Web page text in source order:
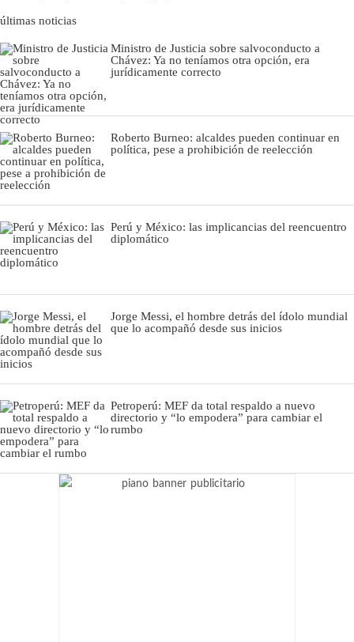
últimas noticias
Ministro de Justicia sobre salvoconducto a
Chávez: Ya no teníamos otra opción, era
jurídicamente correcto
Roberto Burneo: alcaldes pueden continuar en
política, pese a prohibición de reelección
Perú y México: las implicancias del reencuentro
diplomático
Jorge Messi, el hombre detrás del ídolo mundial
que lo acompañó desde sus inicios
Petroperú: MEF da total respaldo a nuevo
directorio y “lo empodera” para cambiar el
rumbo